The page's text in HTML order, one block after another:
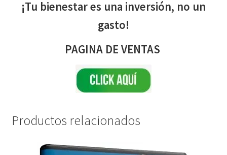
¡Tu bienestar es una inversión, no un
gasto!
PAGINA DE VENTAS
Productos relacionados